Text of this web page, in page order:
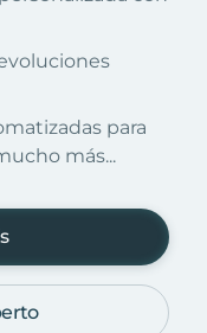
para
más...